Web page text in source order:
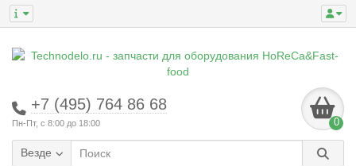
+7 (495) 764 86 68
Пн-Пт, с 8:00 до 18:00 0
Везде